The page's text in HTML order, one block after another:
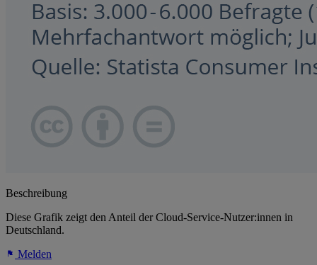
Beschreibung
Diese Grafik zeigt den Anteil der Cloud-Service-Nutzer:innen in
Deutschland.
Melden